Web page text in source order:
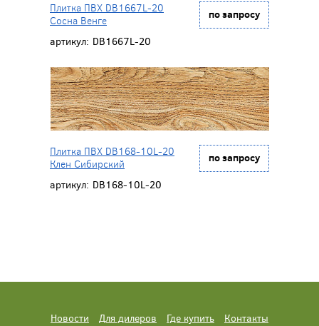
Плитка ПВХ DB1667L-20
Сосна Венге
по запросу
артикул: DB1667L-20
Плитка ПВХ DB168-10L-20
Клен Сибирский
по запросу
артикул: DB168-10L-20
Новости Для дилеров Где купить
Контакты